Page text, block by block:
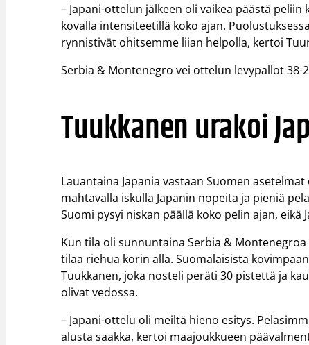
– Japani-ottelun jälkeen oli vaikea päästä
kovalla intensiteetillä koko ajan.
rynnistivät ohitsemme liian helpolla, kertoi
Serbia & Montenegro vei ottelun levypallot
Tuukkanen urakoi
Lauantaina Japania vastaan Suomen
mahtavalla iskulla Japanin nopeita ja pieniä
Suomi pysyi niskan päällä koko pelin ajan,
Kun tila oli sunnuntaina Serbia &
tilaa riehua korin alla. Suomalaisista
Tuukkanen, joka nosteli peräti 30 pistettä ja
olivat vedossa.
– Japani-ottelu oli meiltä hieno esitys.
alusta saakka, kertoi maajoukkueen